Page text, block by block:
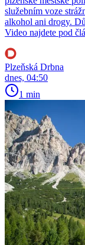
služebním voze
alkohol ani drogy.
Video najdete pod
Plzeňská Drbna
dnes, 04:50
1 min